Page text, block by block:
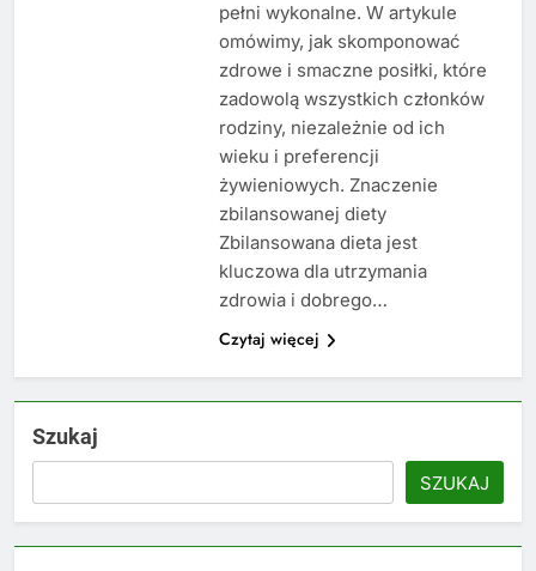
pełni wykonalne. W artykule
omówimy, jak skomponować
zdrowe i smaczne posiłki, które
zadowolą wszystkich członków
rodziny, niezależnie od ich
wieku i preferencji
żywieniowych. Znaczenie
zbilansowanej diety
Zbilansowana dieta jest
kluczowa dla utrzymania
zdrowia i dobrego…
Czytaj więcej
Szukaj
SZUKAJ